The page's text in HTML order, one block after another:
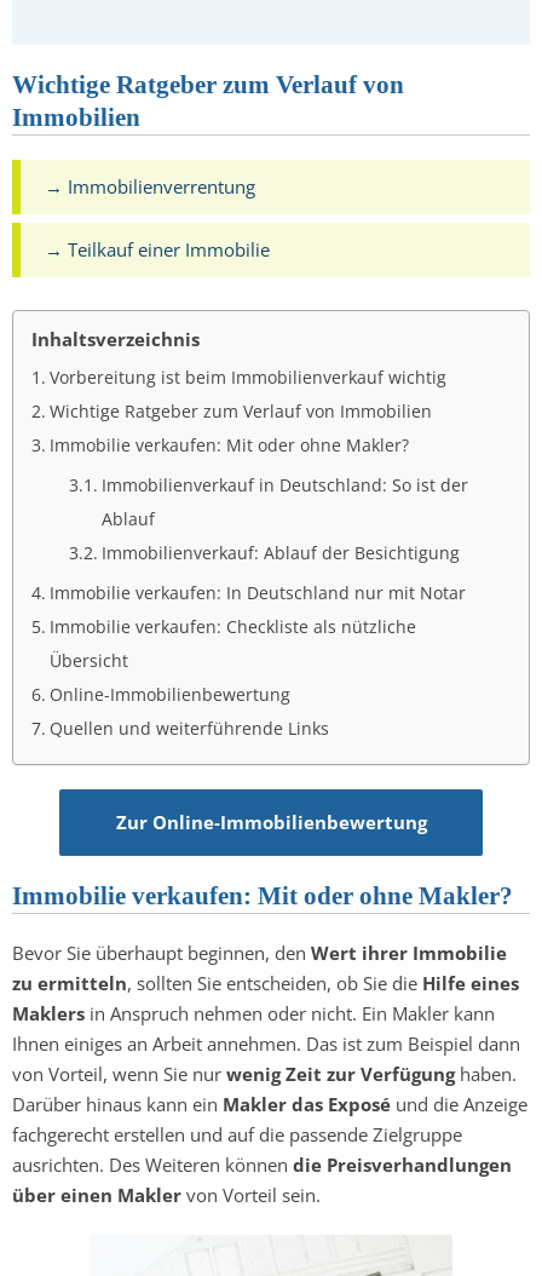
Wichtige Ratgeber zum Verlauf von
Immobilien
→ Immobilienverrentung
→ Teilkauf einer Immobilie
Inhaltsverzeichnis
Vorbereitung ist beim Immobilienverkauf wichtig
Wichtige Ratgeber zum Verlauf von Immobilien
Immobilie verkaufen: Mit oder ohne Makler?
Immobilienverkauf in Deutschland: So ist der
Ablauf
Immobilienverkauf: Ablauf der Besichtigung
Immobilie verkaufen: In Deutschland nur mit Notar
Immobilie verkaufen: Checkliste als nützliche
Übersicht
Online-Immobilienbewertung
Quellen und weiterführende Links
Zur Online-Immobilienbewertung
Immobilie verkaufen: Mit oder ohne Makler?
Bevor Sie überhaupt beginnen, den Wert ihrer Immobilie
zu ermitteln, sollten Sie entscheiden, ob Sie die Hilfe eines
Maklers in Anspruch nehmen oder nicht. Ein Makler kann
Ihnen einiges an Arbeit annehmen. Das ist zum Beispiel dann
von Vorteil, wenn Sie nur wenig Zeit zur Verfügunghaben.
Darüber hinaus kann ein Makler das Exposé und die Anzeige
fachgerecht erstellen und auf die passende Zielgruppe
ausrichten. Des Weiteren können die Preisverhandlungen
über einen Makler von Vorteil sein.